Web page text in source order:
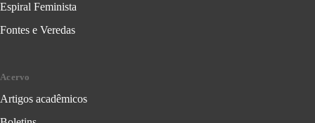
Espiral Feminista
Fontes e Veredas
Acervo
Artigos acadêmicos